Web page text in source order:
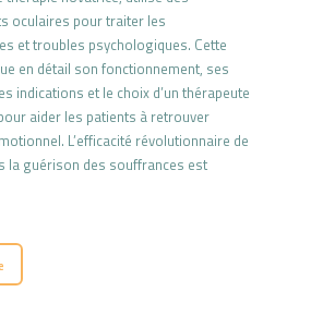
oculaires pour traiter les
et troubles psychologiques. Cette
en détail son fonctionnement, ses
indications et le choix d’un thérapeute
aider les patients à retrouver
L’efficacité révolutionnaire de
la guérison des souffrances est